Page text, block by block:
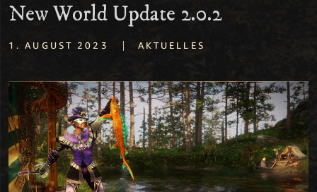
New World Update 2.0.2
1. AUGUST 2023 | AKTUELLES